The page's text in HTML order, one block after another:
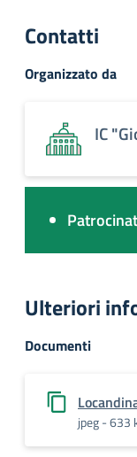
Contatti
Organizzato da
IC
Ulteriori
Documenti
jpeg - 633